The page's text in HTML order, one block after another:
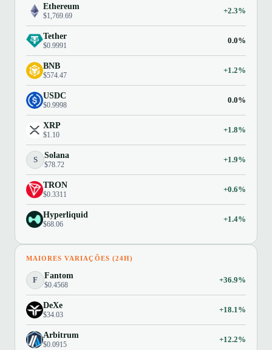
Ethereum
$1,769.69
+2.3%
Tether
$0.9991
0.0%
BNB
$574.47
+1.2%
USDC
$0.9998
0.0%
XRP
$1.10
+1.8%
S Solana
$78.72
+1.9%
TRON
$0.3311
+0.6%
Hyperliquid
$68.06
+1.4%
MAIORES VARIAÇÕES (24H)
F Fantom
$0.4568
+36.9%
DeXe
$34.03
+18.1%
Arbitrum
$0.0915
+12.2%